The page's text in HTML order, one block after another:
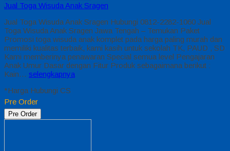
Jual Toga Wisuda Anak Sragen
Jual Toga Wisuda Anak Sragen Hubungi 0812-2282-1060 Jual
Toga Wisuda Anak Sragen Jawa Tengah – Temukan Paket
Promosi toga wisuda anak komplet pada harga paling murah dan
memiliki kualitas terbaik, kami kasih untuk sekolah TK, PAUD , SD
Kami memberinya penawaran Special semua level Pengajaran
Anak Umur Dasar dengan Fitur Produk sebagaimana berikut :
Kain… selengkapnya
*Harga Hubungi CS
Pre Order
Pre Order